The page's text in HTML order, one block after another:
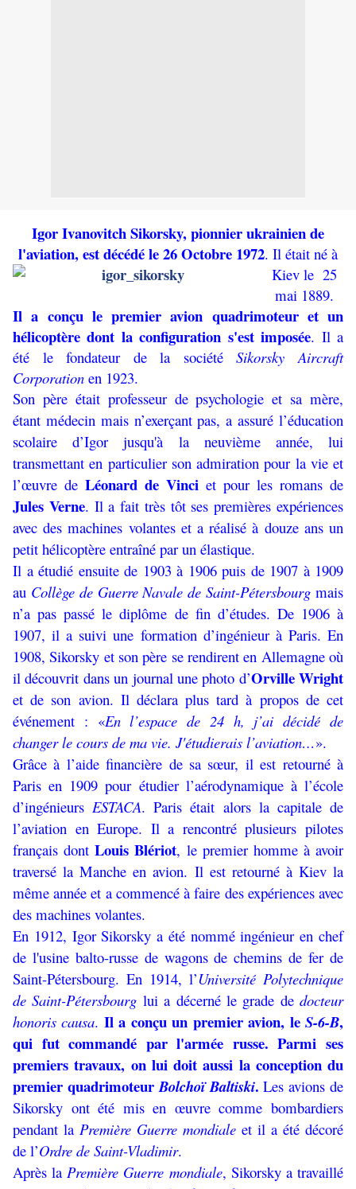
Igor Ivanovitch Sikorsky, pionnier ukrainien de
l'aviation, est décédé le26 Octobre 1972. Il était né à
Kiev le 25
mai 1889.
Il a conçu le premier avion quadrimoteur et un
hélicoptère dont la configuration s'est imposée. Il a
été le fondateur de la sociétéSikorsky Aircraft
Corporation en 1923.
Son père était professeur de psychologie et sa mère,
étant médecin mais n’exerçant pas, a assuré l’éducation
scolaire d’Igor jusqu'à la neuvième année, lui
transmettant en particulier son admiration pour la vie et
l’œuvre de Léonard de Vinci et pour les romans de
Jules Verne. Il a fait très tôt ses premières expériences
avec des machines volantes et a réalisé à douze ans un
petit hélicoptère entraîné par un élastique.
Il a étudié ensuite de 1903 à 1906 puis de 1907 à 1909
au Collège de Guerre Navale de Saint-Pétersbourg mais
n’a pas passé le diplôme de fin d’études. De 1906 à
1907, il a suivi une formation d’ingénieur à Paris. En
1908, Sikorsky et son père se rendirent en Allemagne où
il découvrit dans un journal une photo d’Orville Wright
et de son avion. Il déclara plus tard à propos de cet
événement : «En l’espace de 24 h, j’ai décidé de
changer le cours de ma vie. J'étudierais l’aviation…».
Grâce à l’aide financière de sa sœur, il est retourné à
Paris en 1909 pour étudier l’aérodynamique à l’école
d’ingénieursESTACA. Paris était alors la capitale de
l’aviation en Europe. Il a rencontré plusieurs pilotes
français dontLouis Blériot, le premier homme à avoir
traversé la Manche en avion. Il est retourné à Kiev la
même année et a commencé à faire des expériences avec
des machines volantes.
En 1912, Igor Sikorsky a été nommé ingénieur en chef
de l'usine balto-russe de wagons de chemins de fer de
Saint-Pétersbourg. En 1914, l’Université Polytechnique
de Saint-Pétersbourg lui a décerné le grade de docteur
honoris causa. Il a conçu un premier avion, leS-6-B,
qui fut commandé par l'armée russe. Parmi ses
premiers travaux, on lui doit aussi la conception du
premier quadrimoteurBolchoï Baltiski. Les avions de
Sikorsky ont été mis en œuvre comme bombardiers
pendant la Première Guerre mondiale et il a été décoré
de l’Ordre de Saint-Vladimir.
Après laPremière Guerre mondiale, Sikorsky a travaillé